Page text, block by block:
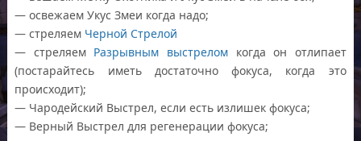
— освежаем Укус Змеи когда надо;
— стреляем Черной Стрелой
— стреляем Разрывным выстрелом когда он отлипает
(постарайтесь иметь достаточно фокуса, когда это
происходит);
— Чародейский Выстрел, если есть излишек фокуса;
— Верный Выстрел для регенерации фокуса;